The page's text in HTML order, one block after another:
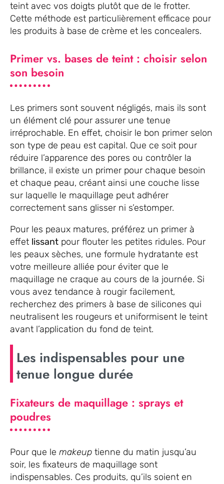
teint avec vos doigts plutôt que de le frotter.
Cette méthode est particulièrement efficace pour
les produits à base de crème et les concealers.
Primer vs. bases de teint : choisir selon
son besoin
Les primers sont souvent négligés, mais ils sont
un élément clé pour assurer une tenue
irréprochable. En effet, choisir le bon primer selon
son type de peau est capital. Que ce soit pour
réduire l’apparence des pores ou contrôler la
brillance, il existe un primer pour chaque besoin
et chaque peau, créant ainsi une couche lisse
sur laquelle le maquillage peut adhérer
correctement sans glisser ni s’estomper.
Pour les peaux matures, préférez un primer à
effet lissant pour flouter les petites ridules. Pour
les peaux sèches, une formule hydratante est
votre meilleure alliée pour éviter que le
maquillage ne craque au cours de la journée. Si
vous avez tendance à rougir facilement,
recherchez des primers à base de silicones qui
neutralisent les rougeurs et uniformisent le teint
avant l’application du fond de teint.
Les indispensables pour une
tenue longue durée
Fixateurs de maquillage : sprays et
poudres
Pour que le makeup tienne du matin jusqu’au
soir, les fixateurs de maquillage sont
indispensables. Ces produits, qu’ils soient en